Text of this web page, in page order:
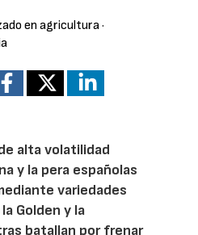
en agricultura·
alta volatilidad
y la pera españolas
variedades
Golden y la
batallan por frenar